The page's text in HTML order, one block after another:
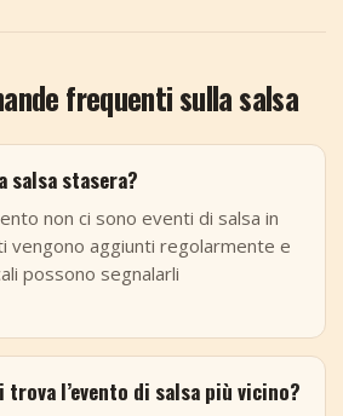
frequenti sulla salsa
salsa stasera?
non ci sono eventi di salsa in
vengono aggiunti regolarmente e
possono segnalarli
trova l’evento di salsa più vicino?